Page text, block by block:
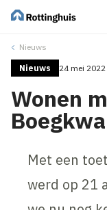
Nieuws
Nieuws 24 mei 2022
Wonen
Met een
werd op 21